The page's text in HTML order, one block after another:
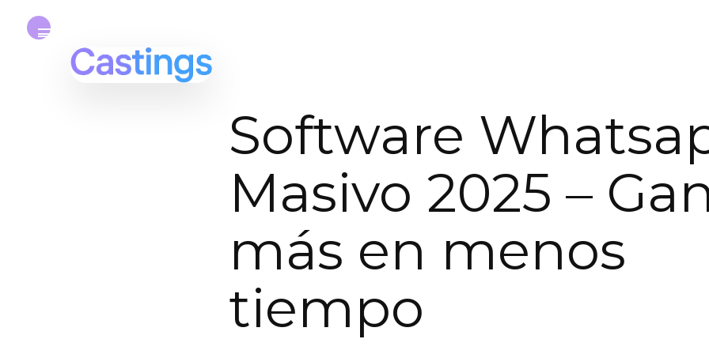
Software
Masivo 2025 –
más en menos
tiempo